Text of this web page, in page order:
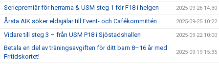
Seriepremiär för herrarna & USM steg 1 för F18 i helgen 2025-09-26 14:30
Årsta AIK söker eldsjälar till Event- och Cafékommittén 2025-09-25 10:22
Vidare till steg 3 – från USM P18 i Sjöstadshallen 2025-09-22 10:00
Betala en del av träningsavgiften för ditt barn 8–16 år med
Fritidskortet!
2025-09-19 15:35